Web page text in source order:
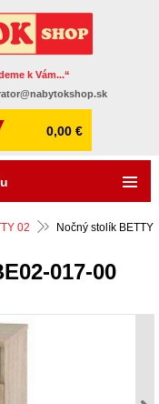
k Vám...“
0,00 €
02
Nočný stolík BETTY
017-00